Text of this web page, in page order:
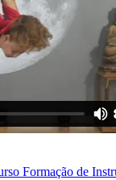
Formação de